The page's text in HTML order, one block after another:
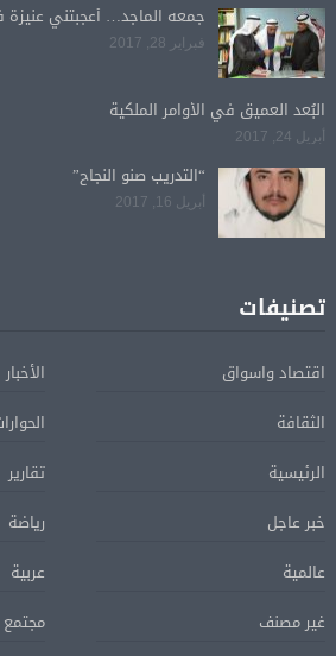
جمعه الماجد… أعجبتني
فبراير 28, 2017
البُعد العميق في الأوامر الملكية
أبريل 24, 2017
“التدريب صنو النجاح”
أبريل 16, 2017
تصنيفات
اقتصاد واسواق
الأخبار
الثقافة
الرئيسية
تقارير
خبر عاجل
رياضة
عالمية
عربية
غير مصنف
مجتمع